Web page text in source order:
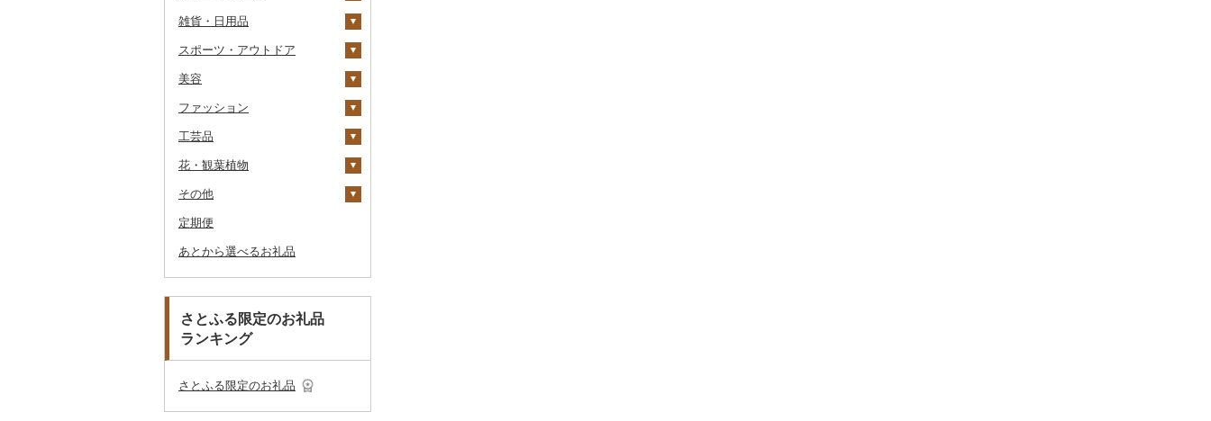
そうめん
その他麺
その他惣菜
魚
その他鍋
レトルト
スープ
豆腐・納豆
豆腐
漬物
キムチ
その他漬物
缶詰・瓶詰
肉
魚
ジャム
その他缶詰・瓶詰
乾物
燻製（スモーク）
おせち
その他加工品
味噌
酢
だし
食用油
オリーブオイル
ごま油
はちみつ
ドレッシング
その他調味料
ケチャップ
こしょう
その他調味料
照明器具
パソコン・周辺機器
TV・オーディオ・カメラ
美容・健康家電
カー用品
時計
その他家電
JTBふるさと旅行クー
その他旅行券
宿泊券
PayPay商品券
食事券
温泉・サウナ・スパ利用
券
GDOふるさとゴルフ
プレークーポン
その他のゴルフプレー
花火大会チケット
カタログギフト
雑貨・日用品
家具・インテリア
机・テーブル
その他家具・インテリ
寝具
布団
毛布
タオルケット
タオル
その他タオル
文房具・印鑑
ボールペン
ノート・ファイル
その他文房具
食器
グラス・カップ
箸
スプーン・フォーク・
ナイフ
皿・椀
その他食器
キッチン用品
フライパン
鍋
まな板
土鍋
日用品
洗剤
トイレットペーパー
ティッシュ
その他日用品
楽器・器材
本・CD・DVD
おもちゃ・ぬいぐるみ
ご当地キャラクター
ペット用品
スポーツ・アウトドア
ゴルフ
ゴルフボール
ゴルフウェア
その他ゴルフ
釣り
サイクリング
アウトドア・キャンプ
その他スポーツ
その他スポーツ
美容
スキンケア
洗顔
その他スキンケア
シャンプー・リンス
石鹸・ボディーソープ
入浴剤
アロマ
プロテイン
その他美容
ファッション
鞄・バッグ
トートバッグ・ショル
ツケース
その他鞄・バッグ
洋服
女性・レディース
子供・ベビー
その他洋服
和服
靴・履物
靴・シューズ
スリッパ・下駄・草履
その他靴・履物
アクセサリー
ペンダント・ネックレ
ス
ピアス・イヤリング
その他アクセサリー
その他服飾小物
ショール・ストール
マフラー・手袋
工芸品
織物
本場奄美大島紬
陶器・漆器
唐津焼
備前焼
美濃焼
村上木彫堆朱
その他装飾品・工芸品
数珠
工芸品
播州そろばん
美濃和紙
花・観葉植物
観葉植物・苗木
花
胡蝶蘭
造花・プリザーブドフ
ラワー
その他花
盆栽・その他
その他
地域サービス
その他
定期便
あとから選べるお礼品
さとふる限定のお礼品
ランキング
さとふる限定のお礼品